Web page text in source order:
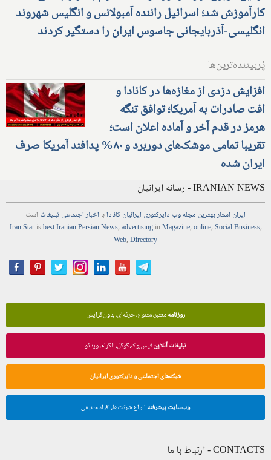
کارآموزش شد؛ اسرائیل راننده آمبولانس و انگلیس شهروند
انگلیسی-آذربایجانی جاسوس ایران را دستگیر کردند
پُربیننده‌ترین‌ها
افزایش دزدی از مغازه‌ها در کانادا و
افت صادرات به آمریکا؛ توافق تنگه
هرمز در قدم آخر و آماده اعلان است؛
تقریبا تمامی موشک‌های دوربرد و ۸۰% پدافند آمریکا صرف
ایران شده
IRANIAN NEWS - رسانه ایرانیان
ایران استاربهترین مجلهوب دایرکتوری ایرانیان کانادابا اخباراجتماعیتبلیغات است
Iran Starisbest Iranian PersianNews,advertisinginMagazine,online,Social Business,
Web,Directory
روزنامهمعتبر، متنوع، حرفه‌ای، بدون گرایش
تبلیغات آنلاینفیس‌بوک، گوگل، تلگرام، ویدئو
شبکه‌های اجتماعی و دایرکتوری ایرانیان
وب‌سایت پیشرفته انواع شرکت‌ها، افراد حقیقی
CONTACTS - ارتباط با ما